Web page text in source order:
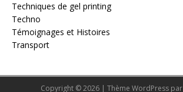
Techniques de gel printing
Techno
Témoignages et Histoires
Transport
Copyright © 2026 | Thème WordPress par